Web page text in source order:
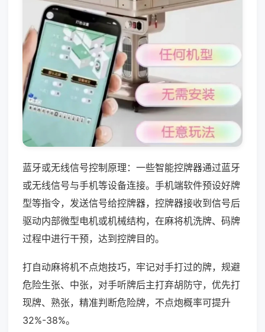
蓝牙或无线信号控制原理：一些智能控牌器通过蓝牙
或无线信号与手机等设备连接。手机端软件预设好牌
型等指令，发送信号给控牌器，控牌器接收到信号后
驱动内部微型电机或机械结构，在麻将机洗牌、码牌
过程中进行干预，达到控牌目的。
打自动麻将机不点炮技巧，牢记对手打过的牌，规避
危险生张、中张，对手听牌后主打弃胡防守，优先打
现牌、熟张，精准判断危险牌，不点炮概率可提升
32%-38%。